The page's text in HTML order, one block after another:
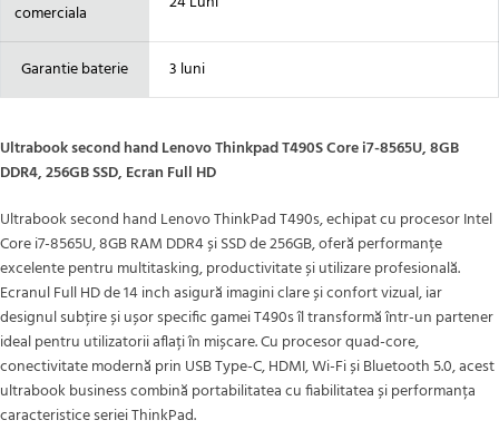
comerciala
Garantie baterie 3 luni
Ultrabook second hand Lenovo Thinkpad T490S Core i7-8565U, 8GB
DDR4, 256GB SSD, Ecran Full HD
Ultrabook second hand Lenovo ThinkPad T490s, echipat cu procesor Intel
Core i7-8565U, 8GB RAM DDR4 și SSD de 256GB, oferă performanțe
excelente pentru multitasking, productivitate și utilizare profesională.
Ecranul Full HD de 14 inch asigură imagini clare și confort vizual, iar
designul subțire și ușor specific gamei T490s îl transformă într-un partener
ideal pentru utilizatorii aflați în mișcare. Cu procesor quad-core,
conectivitate modernă prin USB Type-C, HDMI, Wi-Fi și Bluetooth 5.0, acest
ultrabook business combină portabilitatea cu fiabilitatea și performanța
caracteristice seriei ThinkPad.